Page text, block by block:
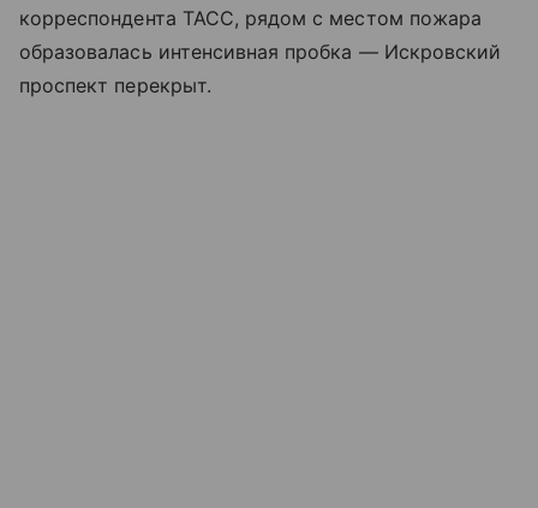
корреспондента ТАСС, рядом с местом пожара
образовалась интенсивная пробка — Искровский
проспект перекрыт.